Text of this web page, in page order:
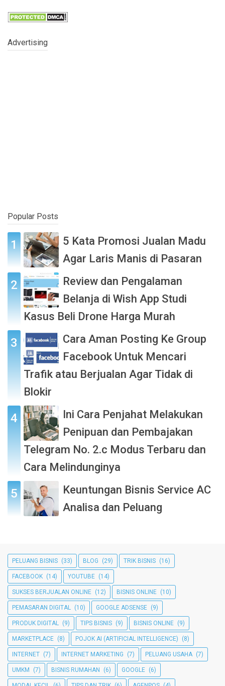
Advertising
Popular Posts
5 Kata Promosi Jualan Madu
Agar Laris Manis di Pasaran
Review dan Pengalaman
Belanja di Wish App Studi
Kasus Beli Drone Harga Murah
Cara Aman Posting Ke Group
Facebook Untuk Mencari
Trafik atau Berjualan Agar Tidak di
Blokir
Ini Cara Penjahat Melakukan
Penipuan dan Pembajakan
Telegram No. 2.c Modus Terbaru dan
Cara Melindunginya
Keuntungan Bisnis Service AC
Analisa dan Peluang
PELUANG BISNIS (33) BLOG (29) TRIK BISNIS (16)
FACEBOOK (14) YOUTUBE (14)
SUKSES BERJUALAN ONLINE (12) BISNIS ONLINE (10)
PEMASARAN DIGITAL (10) GOOGLE ADSENSE (9)
PRODUK DIGITAL (9) TIPS BISNIS (9) BISNIS ONLINE (9)
MARKETPLACE (8) POJOK AI (ARTIFICIAL INTELLIGENCE) (8)
INTERNET (7) INTERNET MARKETING (7) PELUANG USAHA (7)
UMKM (7) BISNIS RUMAHAN (6) GOOGLE (6)